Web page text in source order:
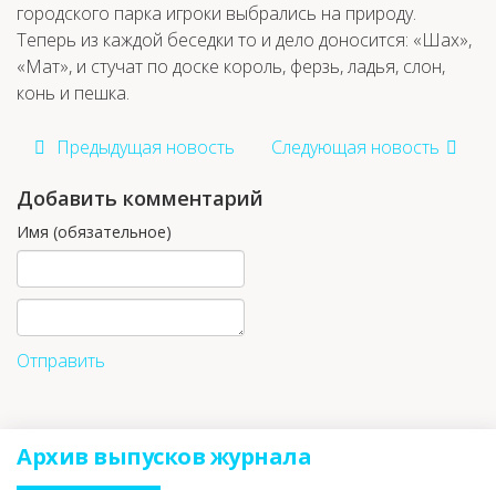
городского парка игроки выбрались на природу.
Теперь из каждой беседки то и дело доносится: «Шах»,
«Мат», и стучат по доске король, ферзь, ладья, слон,
конь и пешка.
Предыдущая новость Следующая новость
Добавить комментарий
Имя (обязательное)
Отправить
Архив выпусков журнала